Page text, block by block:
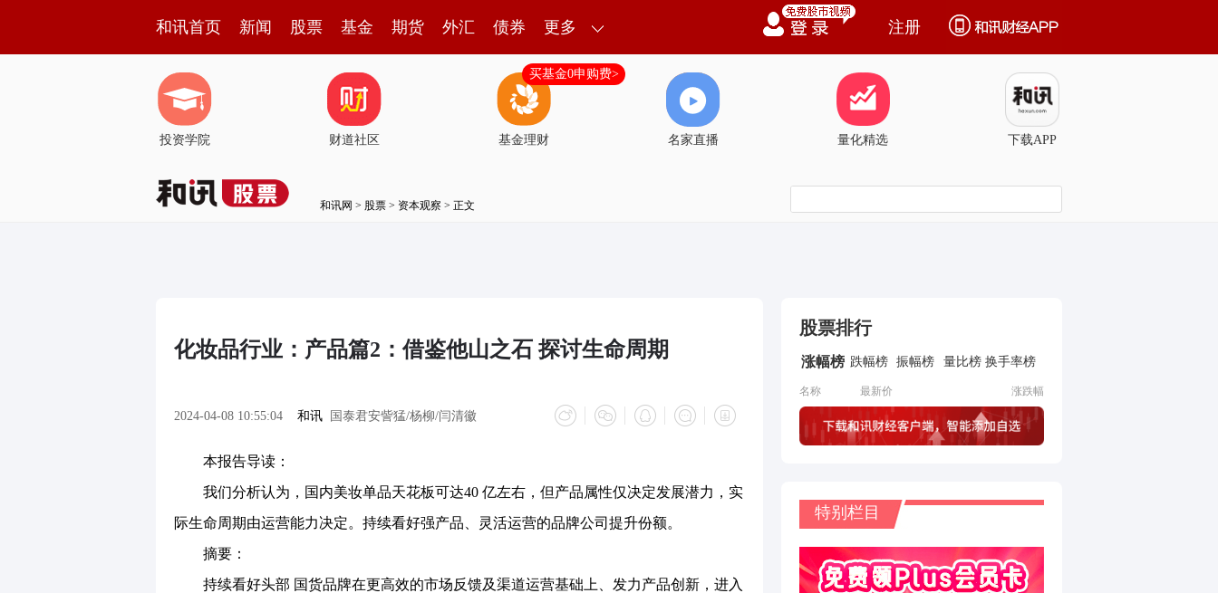
和讯首页 新闻 股票 基金 期货 外汇 债券 更多 注册
投资学院 财道社区 基金理财
买基金0申购费>
名家直播 量化精选 下载APP
和讯网 > 股票 > 资本观察 > 正文
化妆品行业：产品篇2：借鉴他山之石 探讨生命周期
2024-04-08 10:55:04 和讯 国泰君安訾猛/杨柳/闫清徽
本报告导读：
我们分析认为，国内美妆单品天花板可达40 亿左右，但产品属性仅决定发展潜力，实
际生命周期由运营能力决定。持续看好强产品、灵活运营的品牌公司提升份额。
摘要：
持续看好头部 国货品牌在更高效的市场反馈及渠道运营基础上、发力产品创新，进入
股票排行
涨幅榜 跌幅榜 振幅榜 量比榜 换手率榜
名称 最新价 涨跌幅